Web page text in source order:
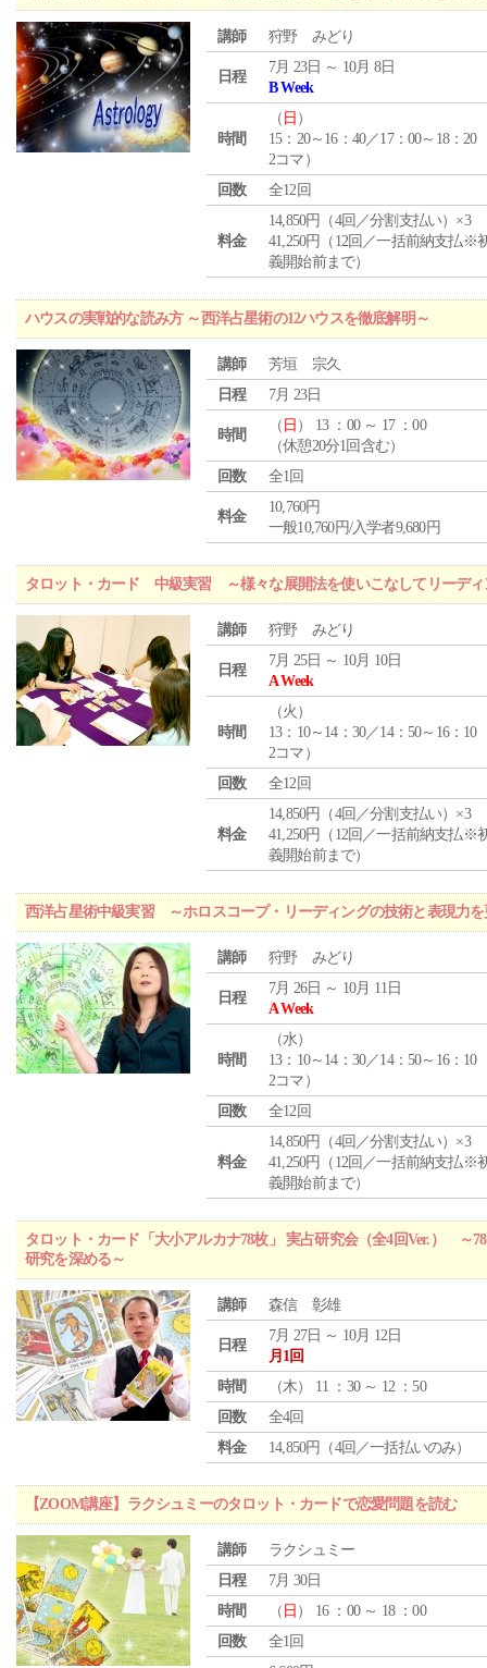
講師 狩野 みどり
日程
7月 23日 ～ 10月 8日
B Week
時間
（ 日 ）
15：20～16：40／17：00～18：20
2コマ）
回数
全12回
料金
14,850円（4回／分割支払い）×3
41,250円（12回／一括前納支払※
義開始前まで）
ハウスの実戦的な読み方 ～西洋占星術の12ハウスを徹底解明～
講師
芳垣 宗久
日程
7月 23日
時間
（ 日 ） 13 ：00 ～ 17 ：00
（休憩20分1回含む）
回数
全1回
料金
10,760円
一般10,760円/入学者9,680円
タロット・カード 中級実習 ～様々な展開法を使いこなしてリーディ
講師 狩野 みどり
日程
7月 25日 ～ 10月 10日
A Week
時間
（火 ）
13：10～14：30／14：50～16：10
2コマ）
回数
全12回
料金
14,850円（4回／分割支払い）×3
41,250円（12回／一括前納支払※
義開始前まで）
西洋占星術中級実習 ～ホロスコープ・リーディングの技術と表現力
講師 狩野 みどり
日程
7月 26日 ～ 10月 11日
A Week
時間
（水）
13：10～14：30／14：50～16：10
2コマ）
回数
全12回
料金
14,850円（4回／分割支払い）×3
41,250円（12回／一括前納支払※
義開始前まで）
タロット・カード「大小アルカナ78枚」 実占研究会（全4回Ver.） ～
研究を深める～
講師 森信 彰雄
日程
7月 27日 ～ 10月 12日
月1回
時間
（木） 11 ：30 ～ 12 ：50
回数
全4回
料金
14,850円（4回／一括払いのみ）
【ZOOM講座】ラクシュミーのタロット・カードで恋愛問題を読む
講師
ラクシュミー
日程
7月 30日
時間
（ 日 ） 16 ：00 ～ 18 ：00
回数
全1回